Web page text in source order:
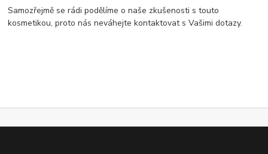
Samozřejmě se rádi podělíme o naše zkušenosti s touto
kosmetikou, proto nás neváhejte kontaktovat s Vašimi dotazy.